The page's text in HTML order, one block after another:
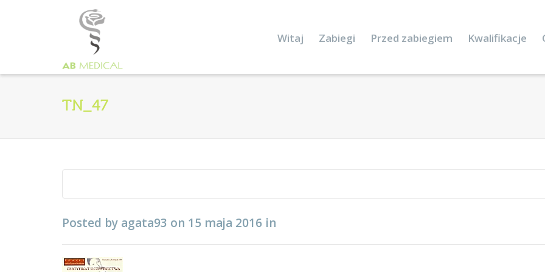
Witaj Zabiegi Przed zabiegiem Kwalifikacje
TN_47
Posted by agata93 on 15 maja 2016 in